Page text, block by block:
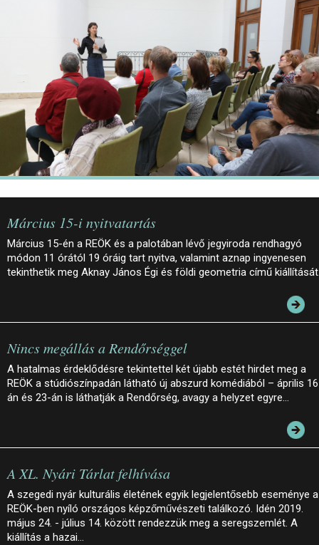
Március 15-i nyitvatartás
Március 15-én a REÖK és a palotában lévő jegyiroda rendhagyó
módon 11 órától 19 óráig tart nyitva, valamint aznap ingyenesen
tekinthetik meg Aknay János Égi és földi geometria című
Nincs megállás a Rendőrséggel
A hatalmas érdeklődésre tekintettel két újabb estét hirdet meg a
REÖK a stúdiószínpadán látható új abszurd komédiából – április
án és 23-án is láthatják a Rendőrség, avagy a helyzet egyre…
A XL. Nyári Tárlat felhívása
A szegedi nyár kulturális életének egyik legjelentősebb eseménye a
REÖK-ben nyíló országos képzőművészeti találkozó. Idén 2019.
május 24. - július 14. között rendezzük meg a seregszemlét. A
kiállítás a hazai…